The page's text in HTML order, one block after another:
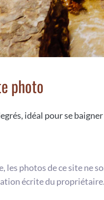
photo
idéal pour se
photos de ce site ne
écrite du propriétaire.